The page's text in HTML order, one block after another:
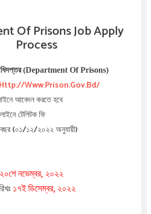
Of Prisons Job Apply
Process
(Department Of Prisons)
Http://www.prison.gov.bd/
আবেদন করতে হবে
টেলিটক ফি
বছর (০১/১২/২০২২ অনুযায়ী)
২০শে নভেম্বর, ২০২২
১৭ই ডিসেম্বর, ২০২২